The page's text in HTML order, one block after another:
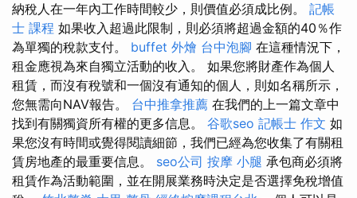
納稅人在一年內工作時間較少，則價值必須成比例。 記帳
士 課程 如果收入超過此限制，則必須將超過金額的40％作
為單獨的稅款支付。 buffet 外燴 台中泡腳 在這種情況下，
租金應視為來自獨立活動的收入。 如果您將財產作為個人
租賃，而沒有稅號和一個沒有通知的個人，則如名稱所示，
您無需向NAV報告。 台中推拿推薦 在我們的上一篇文章中
找到有關獨資所有權的更多信息。 谷歌seo 記帳士 作文 如
果您沒有時間或覺得閱讀細節，我們已經為您收集了有關租
賃房地產的最重要信息。 seo公司 按摩 小腿 承包商必須將
租賃作為活動範圍，並在開展業務時決定是否選擇免稅增值